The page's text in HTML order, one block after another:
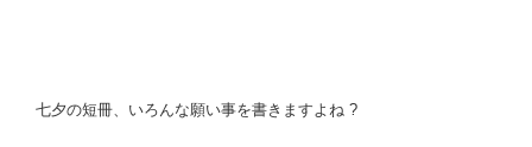
七夕の短冊、いろんな願い事を書きますよね ?